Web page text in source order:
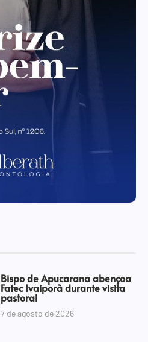
Bispo de Apucarana abençoa
Fatec Ivaiporã durante visita
pastoral
7 de agosto de 2026